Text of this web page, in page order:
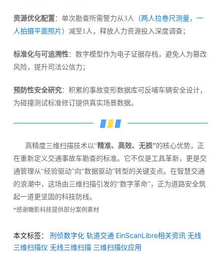
资源优化配置：单次勘查所需警力从3人
（两人拉卷尺测量，一
人拍摄平面照片） 减至1人，释放人力资源投入深度调查；
标准化与可追溯性：数字模型作为电子证据存档，避免人为篡改
风险，提升司法公信力；
预防性安全研究：积累的事故变形数据库可反哺车辆安全设计，
为碰撞测试标准修订提供真实场景数据。
高精度三维扫描技术以“精准、高效、无损”的核心优势，正
在重新定义交通事故车勘查的标准。它不仅是工具革新，更是交
通管理从“经验驱动”向“数据驱动”转型的关键支点。在智慧交通
的浪潮中，这场由三维扫描引发的“数字革命”，正为道路安全筑
起一道更坚固的科技防线。
*感谢瞰影科技提供部分案例素材
本文标签： 刑侦数字化 轨道交通 EinScanLibre相关资讯 无线
三维扫描仪 无线三维扫描 三维扫描仪应用